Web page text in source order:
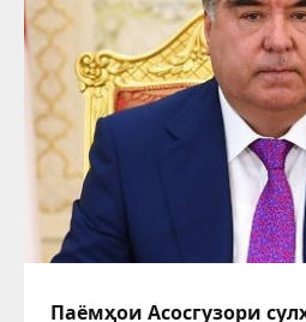
Паёмҳои Асосгузори